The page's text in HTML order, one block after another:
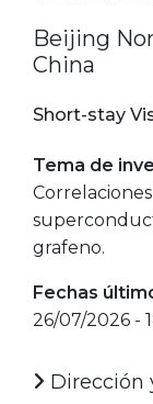
Beijing
China
Short-stay
Tema de
grafeno.
Fechas
26/07/2026 -
Dirección